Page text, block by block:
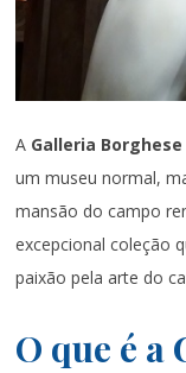
A Galleria Borghese
um museu normal,
mansão do campo
excepcional coleção
paixão pela arte do
O que é